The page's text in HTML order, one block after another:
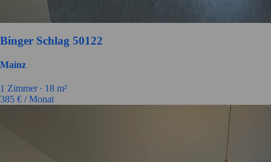
Binger Schlag 50122
Mainz
1 Zimmer ∙ 18 m²
385 € / Monat